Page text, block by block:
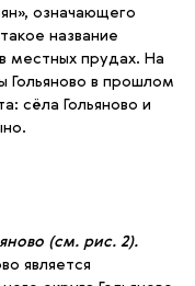
означающего
название
местных прудах. На
Гольяново в прошлом
сёла Гольяново и
(см. рис. 2).
является